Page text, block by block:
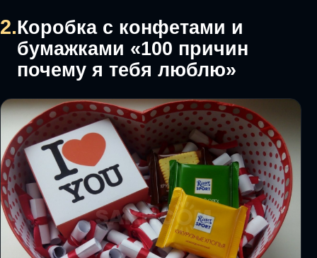
2.Коробка с конфетами и
бумажками «100 причин
почему я тебя люблю»